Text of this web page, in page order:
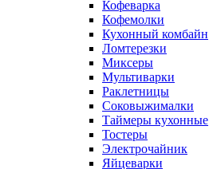
Кофеварка
Кофемолки
Кухонный комбайн
Ломтерезки
Миксеры
Мультиварки
Раклетницы
Соковыжималки
Таймеры кухонные
Тостеры
Электрочайник
Яйцеварки